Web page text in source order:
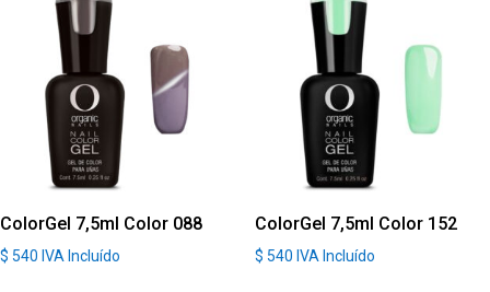
ColorGel 7,5ml Color 088
$ 540 IVA Incluído
ColorGel 7,5ml Color 152
$ 540 IVA Incluído